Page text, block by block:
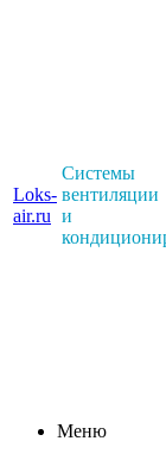
Loks-
air.ru
Системы
вентиляции
и
Меню